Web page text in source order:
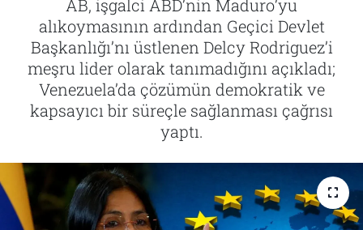
AB, işgalci ABD’nin Maduro’yu
alıkoymasının ardından Geçici Devlet
Başkanlığı’nı üstlenen Delcy Rodriguez’i
meşru lider olarak tanımadığını açıkladı;
Venezuela’da çözümün demokratik ve
kapsayıcı bir süreçle sağlanması çağrısı
yaptı.
Tarih
İletişim
Künye